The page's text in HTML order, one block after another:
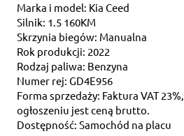
Marka i model: Kia Ceed
Silnik: 1.5 160KM
Skrzynia biegów: Manualna
Rok produkcji: 2022
Rodzaj paliwa: Benzyna
Numer rej: GD4E956
Forma sprzedaży: Faktura VAT
ogłoszeniu jest ceną brutto.
Dostępność: Samochód na placu